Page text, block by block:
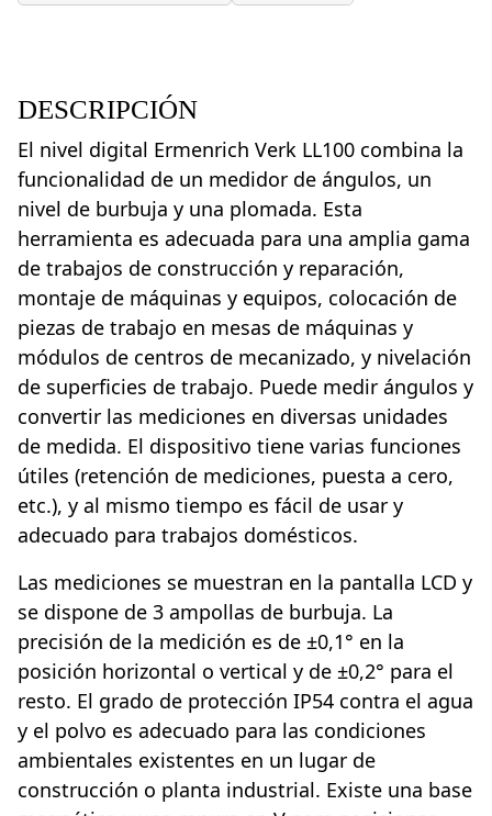
DESCRIPCIÓN
El nivel digital Ermenrich Verk LL100 combina la
funcionalidad de un medidor de ángulos, un
nivel de burbuja y una plomada. Esta
herramienta es adecuada para una amplia gama
de trabajos de construcción y reparación,
montaje de máquinas y equipos, colocación de
piezas de trabajo en mesas de máquinas y
módulos de centros de mecanizado, y nivelación
de superficies de trabajo. Puede medir ángulos y
convertir las mediciones en diversas unidades
de medida. El dispositivo tiene varias funciones
útiles (retención de mediciones, puesta a cero,
etc.), y al mismo tiempo es fácil de usar y
adecuado para trabajos domésticos.
Las mediciones se muestran en la pantalla LCD y
se dispone de 3 ampollas de burbuja. La
precisión de la medición es de ±0,1° en la
posición horizontal o vertical y de ±0,2° para el
resto. El grado de protección IP54 contra el agua
y el polvo es adecuado para las condiciones
ambientales existentes en un lugar de
construcción o planta industrial. Existe una base